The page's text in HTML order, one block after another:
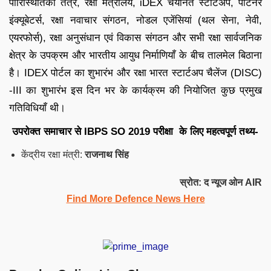
पारिस्थितिकी तंत्र, रक्षा मंत्रालय, iDEX चयनित स्टार्टअप, पार्टनर
इंक्यूबेटर्स, रक्षा नवाचार संगठन, नोडल एजेंसियां (थल सेना, नेवी,
एयरफोर्स), रक्षा अनुसंधान एवं विकास संगठन और सभी रक्षा सार्वजनिक
क्षेत्र के उपक्रम और भारतीय आयुध निर्माणियाँ के बीच तालमेल बिठाना
है। IDEX पोर्टल का शुभारंभ और रक्षा भारत स्टार्टअप चैलेंज (DISC)
-III का शुभारंभ इस दिन भर के कार्यक्रम की नियोजित कुछ प्रमुख
गतिविधियाँ थी।
उपरोक्त समाचार से IBPS SO 2019 परीक्षा के लिए महत्वपूर्ण तथ्य-
केंद्रीय रक्षा मंत्री:राजनाथ सिंह
स्रोत: द न्यूज ओन AIR
Find More Defence News Here